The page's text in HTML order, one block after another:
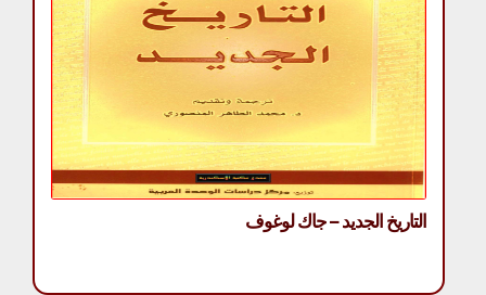
التاريخ الجديد – جاك لوغوف